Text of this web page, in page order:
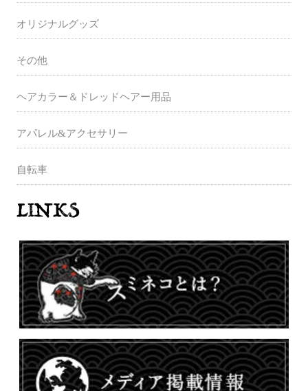
オリジナルグッズ
その他
ヘアカラー＆ドレッドヘアー用品
アパレル&アクセサリー
自転車